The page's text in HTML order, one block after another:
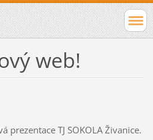
web!
prezentace TJ SOKOLA Živanice.